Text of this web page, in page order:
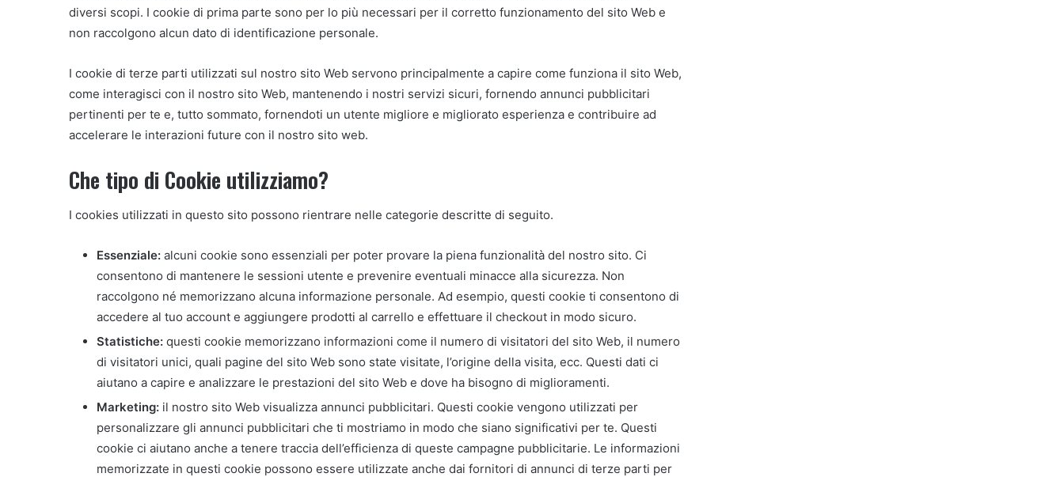
diversi scopi. I cookie di prima parte sono per lo più necessari per il corretto funzionamento del sito Web e
non raccolgono alcun dato di identificazione personale.
I cookie di terze parti utilizzati sul nostro sito Web servono principalmente a capire come funziona il sito Web,
come interagisci con il nostro sito Web, mantenendo i nostri servizi sicuri, fornendo annunci pubblicitari
pertinenti per te e, tutto sommato, fornendoti un utente migliore e migliorato esperienza e contribuire ad
accelerare le interazioni future con il nostro sito web.
Che tipo di Cookie utilizziamo?
I cookies utilizzati in questo sito possono rientrare nelle categorie descritte di seguito.
Essenziale: alcuni cookie sono essenziali per poter provare la piena funzionalità del nostro sito. Ci
consentono di mantenere le sessioni utente e prevenire eventuali minacce alla sicurezza. Non
raccolgono né memorizzano alcuna informazione personale. Ad esempio, questi cookie ti consentono di
accedere al tuo account e aggiungere prodotti al carrello e effettuare il checkout in modo sicuro.
Statistiche: questi cookie memorizzano informazioni come il numero di visitatori del sito Web, il numero
di visitatori unici, quali pagine del sito Web sono state visitate, l’origine della visita, ecc. Questi dati ci
aiutano a capire e analizzare le prestazioni del sito Web e dove ha bisogno di miglioramenti.
Marketing: il nostro sito Web visualizza annunci pubblicitari. Questi cookie vengono utilizzati per
personalizzare gli annunci pubblicitari che ti mostriamo in modo che siano significativi per te. Questi
cookie ci aiutano anche a tenere traccia dell’efficienza di queste campagne pubblicitarie. Le informazioni
memorizzate in questi cookie possono essere utilizzate anche dai fornitori di annunci di terze parti per